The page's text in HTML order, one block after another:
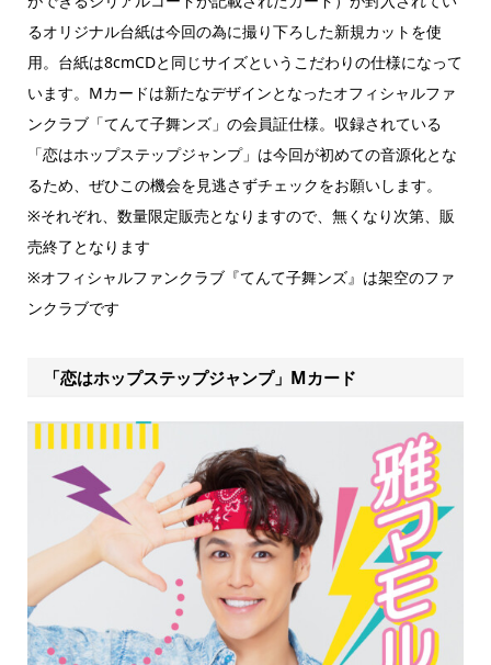
るオリジナル台紙は今回の為に撮り下ろした新規カットを使
用。台紙は8cmCDと同じサイズというこだわりの仕様になって
います。Mカードは新たなデザインとなったオフィシャルファ
ンクラブ「てんて子舞ンズ」の会員証仕様。収録されている
「恋はホップステップジャンプ」は今回が初めての音源化とな
るため、ぜひこの機会を見逃さずチェックをお願いします。
※それぞれ、数量限定販売となりますので、無くなり次第、販
売終了となります
※オフィシャルファンクラブ『てんて子舞ンズ』は架空のファ
ンクラブです
「恋はホップステップジャンプ」Mカード